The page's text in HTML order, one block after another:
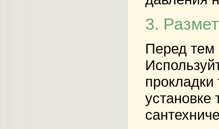
3.
Перед тем
установке